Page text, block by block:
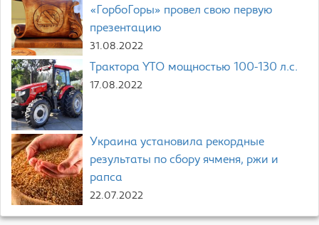
«ГорбоГоры» провел свою первую
презентацию
31.08.2022
Трактора YTO мощностью 100-130 л.с.
17.08.2022
Украина установила рекордные
результаты по сбору ячменя, ржи и
рапса
22.07.2022